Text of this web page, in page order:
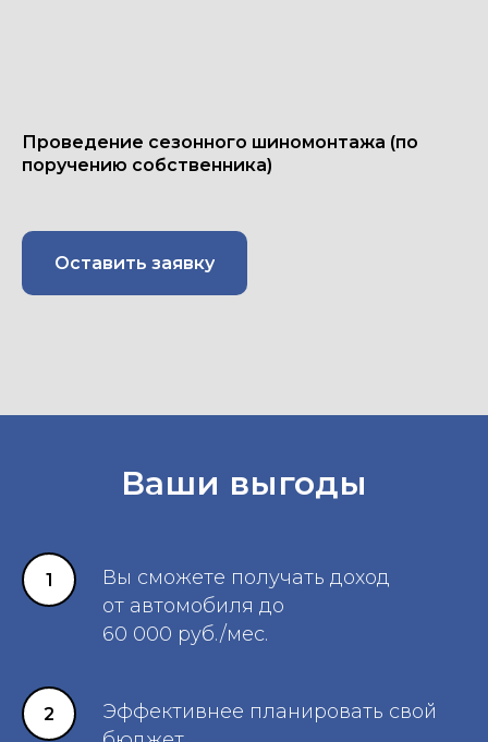
Проведение сезонного шиномонтажа (по
поручению собственника)
Оставить заявку
Ваши выгоды
Вы сможете получать доход
от автомобиля до
60 000 руб./мес.
Эффективнее планировать свой